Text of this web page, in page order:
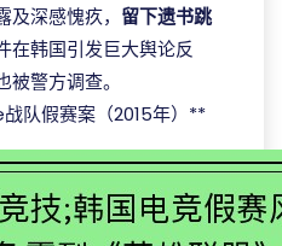
深感愧疚， 留下遗书跳
在韩国引发巨大舆论反
警方调查。
战队假赛案（2015年）**